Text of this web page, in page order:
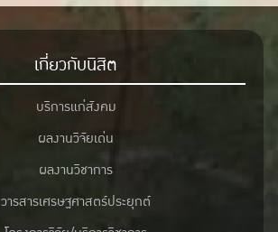
เกี่ยวกับนิสิต
บริการแก่สังคม
ผลงานวิจัยเด่น
ผลงานวิชาการ
วารสารเศรษฐศาสตร์ประยุกต์